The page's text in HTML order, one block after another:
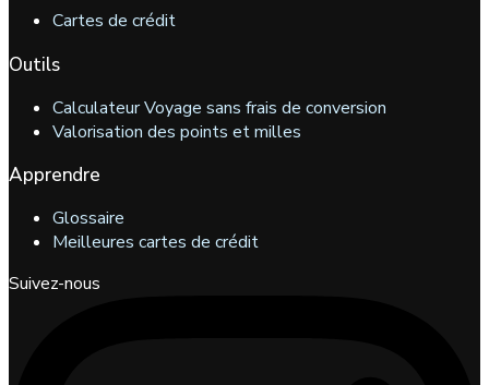
Cartes de crédit
Outils
Calculateur Voyage sans frais de conversion
Valorisation des points et milles
Apprendre
Glossaire
Meilleures cartes de crédit
Suivez-nous